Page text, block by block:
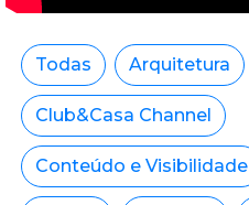
Todas Arquitetura
Club&Casa Channel
Conteúdo e Visibilidade